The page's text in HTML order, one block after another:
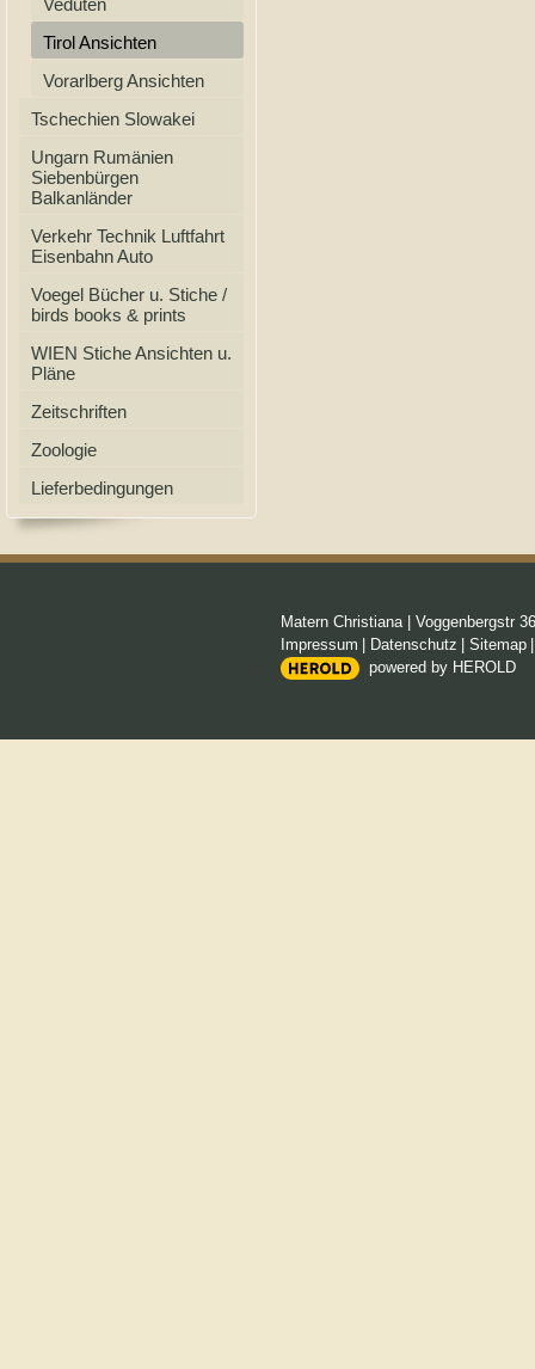
Veduten
Tirol Ansichten
Vorarlberg Ansichten
Tschechien Slowakei
Ungarn Rumänien
Siebenbürgen
Balkanländer
Verkehr Technik Luftfahrt
Eisenbahn Auto
Voegel Bücher u. Stiche /
birds books & prints
WIEN Stiche Ansichten u.
Pläne
Zeitschriften
Zoologie
Lieferbedingungen
Matern Christiana| Voggenbergstr 36
Impressum
Datenschutz Sitemap
powered by HEROLD